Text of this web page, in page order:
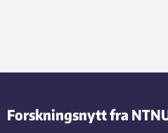
Forskningsnytt fra